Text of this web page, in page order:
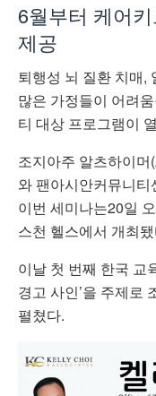
6월부터 케어
제공
퇴행성 뇌 질환 치매,
많은 가정들이 어려
티 대상 프로그램이
조지아주 알츠하이
와 팬아시안커뮤니
이번 세미나는20일
스천 헬스에서 개최
이날 첫 번째 한국 교
경고 사인’을 주제로
펼쳤다.